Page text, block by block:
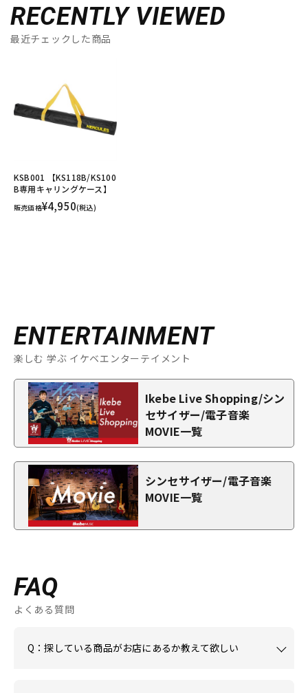
RECENTLY VIEWED
最近チェックした商品
KSB001 【KS118B/KS100
B専用キャリングケース】
販売価格¥4,950(税込)
ENTERTAINMENT
楽しむ 学ぶ イケベエンターテイメント
Ikebe Live Shopping/シン
セサイザー/電子音楽
MOVIE一覧
シンセサイザー/電子音楽
MOVIE一覧
FAQ
よくある質問
Q：探している商品がお店にあるか教えて欲しい